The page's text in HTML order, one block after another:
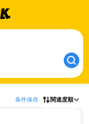
条件保存 関連度順